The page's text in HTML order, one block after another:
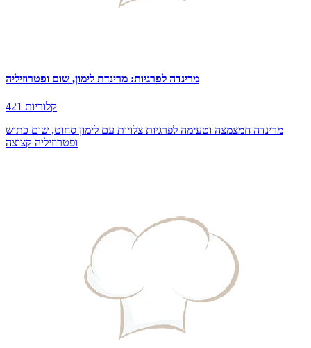
מרינדה לפרגיות: מרינדת לימון, שום ופטרוזיליה
421 קלוריות
מרינדה חמצמצה וטעימה לפרגיות צלויות עם לימון סחוט, שום כתוש
ופטרוזיליה קצוצה